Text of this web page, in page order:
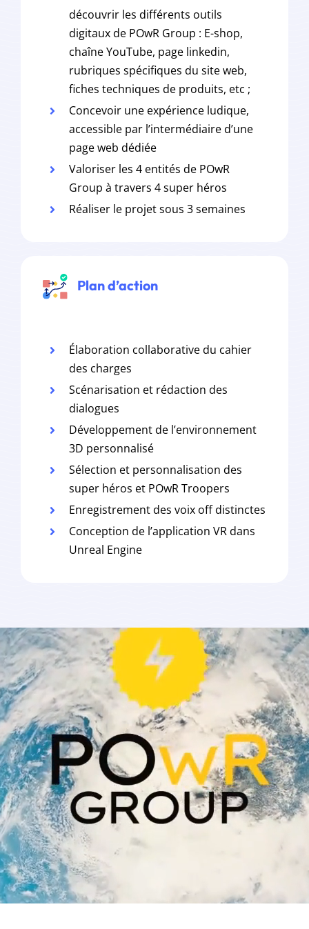
découvrir les différents outils
digitaux de POwR Group : E-shop,
chaîne YouTube, page linkedin,
rubriques spécifiques du site web,
fiches techniques de produits, etc ;
Concevoir une expérience ludique,
accessible par l’intermédiaire d’une
page web dédiée
Valoriser les 4 entités de POwR
Group à travers 4 super héros
Réaliser le projet sous 3 semaines
Plan d’action
Élaboration collaborative du cahier
des charges
Scénarisation et rédaction des
dialogues
Développement de l’environnement
3D personnalisé
Sélection et personnalisation des
super héros et POwR Troopers
Enregistrement des voix off distinctes
Conception de l’application VR dans
Unreal Engine